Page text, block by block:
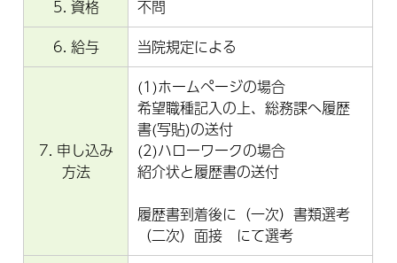
5. 資格
不問
6. 給与
当院規定による
7. 申し込み
方法
(1)ホームページの場合
希望職種記入の上、総務課へ履歴
書(写貼)の送付
(2)ハローワークの場合
紹介状と履歴書の送付
履歴書到着後に（一次）書類選考
（二次）面接 にて選考